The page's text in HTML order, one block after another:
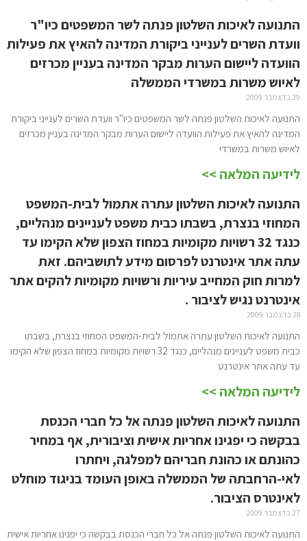
התנועה לאיכות השלטון פנתה לשר המשפטים כיו"ר
וועדת השרים לענייני ביקורת המדינה להאיץ את פעילות
הוועדה ליישום הערות מבקר המדינה בעניין מכרזים
לאיוש משרות במשרדי הממשלה
29 בדצמבר 2009
התנועה לאיכות השלטון פנתה לשר המשפטים כיו"ר וועדת השרים לענייני ביקורת
המדינה להאיץ את פעילות הוועדה ליישום הערות מבקר המדינה בעניין מכרזים
לאיוש משרות במשרדי
לידיעה המלאה >>
התנועה לאיכות השלטון עתרה אתמול לבית-המשפט
המחוזי בנצרת, בשבתו כבית משפט לעניינים מנהליים,
כנגד 32 רשויות מקומיות במחוז הצפון שלא הקימו עד
עתה אתר אינטרנט לפרסום מידע לתושביהם. זאת
למרות חוק המחייב עיריות ורשויות מקומיות להקים אתר
אינטרנט נגיש לציבור .
28 בדצמבר 2009
התנועה לאיכות השלטון עתרה אתמול לבית-המשפט המחוזי בנצרת, בשבתו
כבית משפט לעניינים מנהליים, כנגד 32 רשויות מקומיות במחוז הצפון שלא הקימו
עד עתה אתר אינטרנט
לידיעה המלאה >>
התנועה לאיכות השלטון פנתה אל כל חברי הכנסת
בבקשה כי יפגינו אחריות אישית וציבורית, אף במחיר
כהונתם או כהונת חבריהם למפלגה, ויחתרו
לאי-הרחבתה של הממשלה באופן העומד בניגוד מוחלט
לאינטרס הציבור.
27 בדצמבר 2009
התנועה לאיכות השלטון פנתה אל כל חברי הכנסת בבקשה כי יפגינו אחריות אישית